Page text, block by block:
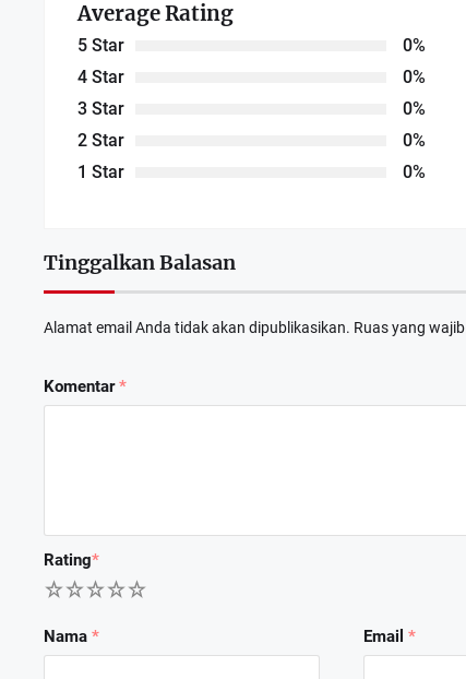
Average Rating
5 Star
0%
4 Star
0%
3 Star
0%
2 Star
0%
1 Star
0%
Tinggalkan Balasan
Alamat email Anda tidak akan dipublikasikan. Ruas yang
Komentar*
Rating*
5
4
3
2
Nama * Email*
RDP